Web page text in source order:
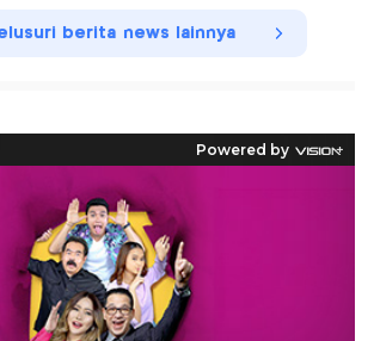
berita news lainnya